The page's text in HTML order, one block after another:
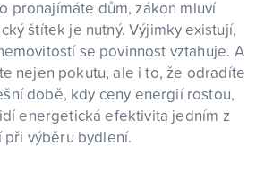
pronajímáte dům, zákon mluví
štítek je nutný. Výjimky existují,
se povinnost vztahuje. A
nejen pokutu, ale i to, že odradíte
době, kdy ceny energií rostou,
energetická efektivita jedním z
výběru bydlení.